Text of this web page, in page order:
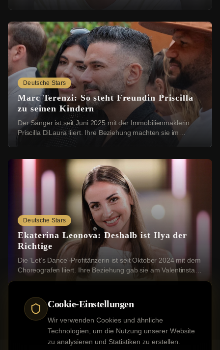
Cookie-Einstellungen
Wir verwenden Cookies und ähnliche
Technologien, um die Nutzung unserer Website
zu analysieren und Statistiken zu erstellen.
Deutsche Stars
Marc Terenzi: So steht Freundin Priscilla
zu seinen Kindern
Der Sänger ist seit Juni 2025 mit der Immobilienmaklerin
Priscilla DiLaura liiert. Ihre Beziehung machten sie im
Deutsche Stars
Ekaterina Leonova: Deshalb ist Ilya der
Richtige
Die 'Let’s Dance'-Profitänzerin ist seit Oktober 2024 mit dem
Choreografen liiert. Ihre Beziehung gab sie am Valentinstag
2025 mit einem romantischen ...